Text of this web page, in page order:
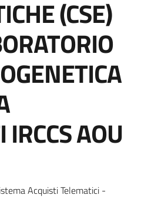
(CSE)
AOU
Acquisti Telematici -